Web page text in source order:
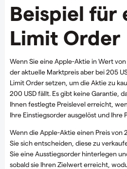
Beispiel für
Limit Order
Wenn Sie eine Apple-Aktie in Wert
der aktuelle Marktpreis aber bei 205
Limit Order setzen, um die Aktie zu
200 USD fällt. Es gibt keine Garantie,
Ihnen festlegte Preislevel erreicht,
Ihre Einstiegsorder ausgelöst und Ihre
Wenn die Apple-Aktie einen Preis von
Sie sich entscheiden, diese zu
Sie eine Ausstiegsorder hinterlegen
sobald sie Ihren Zielwert erreicht,